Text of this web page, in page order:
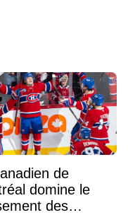
de
domine le
des